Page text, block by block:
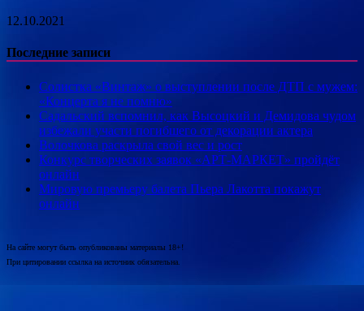
12.10.2021
Последние записи
Солистка «Винтаж» о выступлении после ДТП с мужем:
«Концерта я не помню»
Садальский вспомнил, как Высоцкий и Демидова чудом
избежали участи погибшего от декорации актера
Волочкова раскрыла свой вес и рост
Конкурс творческих заявок «АРТ-МАРКЕТ» пройдёт
онлайн
Мировую премьеру балета Пьера Лакотта покажут
онлайн
На сайте могут быть опубликованы материалы 18+!
При цитировании ссылка на источник обязательна.